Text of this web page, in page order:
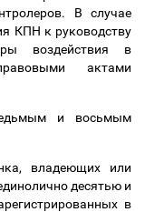
В случае
КПН к руководству
воздействия в
актами
и восьмым
владеющих или
десятью и
в